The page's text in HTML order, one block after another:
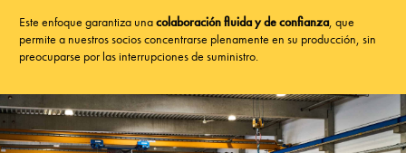
Este enfoque garantiza unacolaboración fluida y de confianza, que
permite a nuestros socios concentrarse plenamente en su producción, sin
preocuparse por las interrupciones de suministro.